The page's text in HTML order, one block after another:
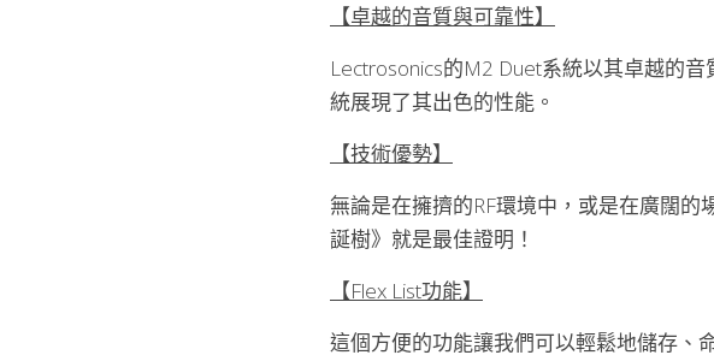
【卓越的音質與可靠性】
Lectrosonics的M2 Duet系統以其卓越的
統展現了其出色的性能。
【技術優勢】
無論是在擁擠的RF環境中，或是在廣闊
誕樹》就是最佳證明！
【Flex List功能】
這個方便的功能讓我們可以輕鬆地儲存、